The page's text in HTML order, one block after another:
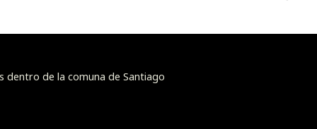
dentro de la comuna de Santiago